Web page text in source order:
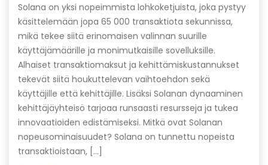
Solana on yksi nopeimmista lohkoketjuista, joka pystyy
käsittelemään jopa 65 000 transaktiota sekunnissa,
mikä tekee siitä erinomaisen valinnan suurille
käyttäjämäärille ja monimutkaisille sovelluksille.
Alhaiset transaktiomaksut ja kehittämiskustannukset
tekevät siitä houkuttelevan vaihtoehdon sekä
käyttäjille että kehittäjille. Lisäksi Solanan dynaaminen
kehittäjäyhteisö tarjoaa runsaasti resursseja ja tukea
innovaatioiden edistämiseksi. Mitkä ovat Solanan
nopeusominaisuudet? Solana on tunnettu nopeista
transaktioistaan, […]